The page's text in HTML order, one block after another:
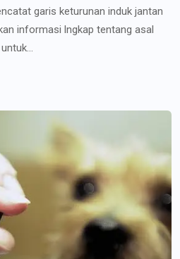
garis keturunan induk jantan
informasi lngkap tentang asal